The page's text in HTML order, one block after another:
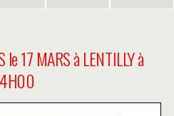
le 17 MARS à LENTILLY à